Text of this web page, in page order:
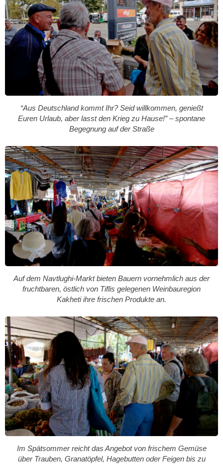
“Aus Deutschland kommt Ihr? Seid willkommen, genießt
Euren Urlaub, aber lasst den Krieg zu Hause!” – spontane
Begegnung auf der Straße
Auf dem Navtlughi-Markt bieten Bauern vornehmlich aus der
fruchtbaren, östlich von Tiflis gelegenen Weinbauregion
Kakheti ihre frischen Produkte an.
Im Spätsommer reicht das Angebot von frischem Gemüse
über Trauben, Granatöpfel, Hagebutten oder Feigen bis zu